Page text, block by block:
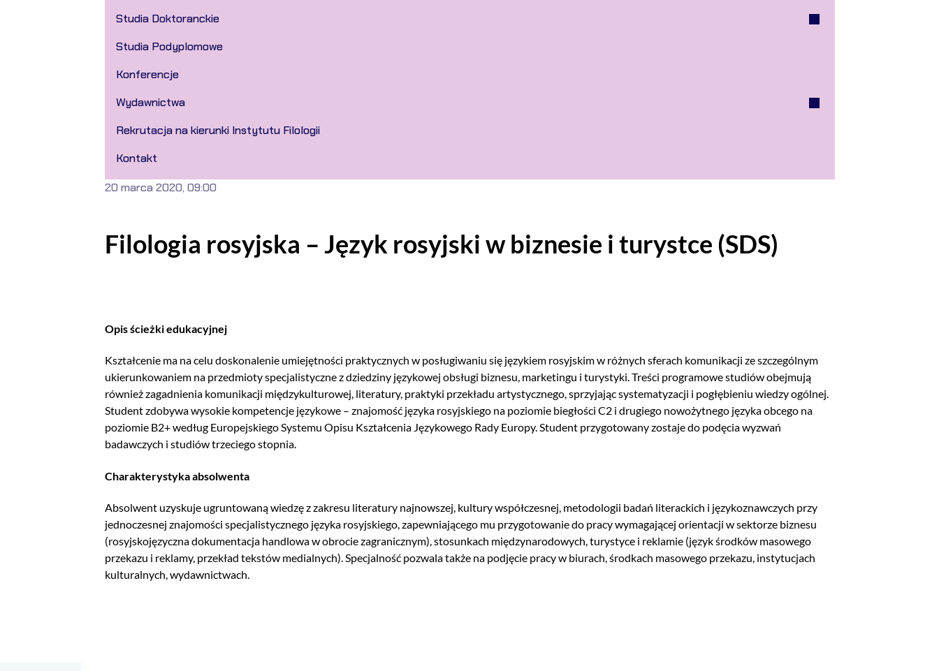
Studia Doktoranckie
Studia Podyplomowe
Konferencje
Wydawnictwa
Rekrutacja na kierunki Instytutu Filologii
Kontakt
Filologia rosyjska – Język rosyjski w biznesie i turystce (SDS)
20 marca 2020, 09:00
Opis ścieżki edukacyjnej
Kształcenie ma na celu doskonalenie umiejętności praktycznych w posługiwaniu się językiem rosyjskim w różnych sferach komunikacji ze szczególnym
ukierunkowaniem na przedmioty specjalistyczne z dziedziny językowej obsługi biznesu, marketingu i turystyki. Treści programowe studiów obejmują
również zagadnienia komunikacji międzykulturowej, literatury, praktyki przekładu artystycznego, sprzyjając systematyzacji i pogłębieniu wiedzy ogólnej.
Student zdobywa wysokie kompetencje językowe – znajomość języka rosyjskiego na poziomie biegłości C2 i drugiego nowożytnego języka obcego na
poziomie B2+ według Europejskiego Systemu Opisu Kształcenia Językowego Rady Europy. Student przygotowany zostaje do podęcia wyzwań
badawczych i studiów trzeciego stopnia.
Charakterystyka absolwenta
Absolwent uzyskuje ugruntowaną wiedzę z zakresu literatury najnowszej, kultury współczesnej, metodologii badań literackich i językoznawczych przy
jednoczesnej znajomości specjalistycznego języka rosyjskiego, zapewniającego mu przygotowanie do pracy wymagającej orientacji w sektorze biznesu
(rosyjskojęzyczna dokumentacja handlowa w obrocie zagranicznym), stosunkach międzynarodowych, turystyce i reklamie (język środków masowego
przekazu i reklamy, przekład tekstów medialnych). Specjalność pozwala także na podjęcie pracy w biurach, środkach masowego przekazu, instytucjach
kulturalnych, wydawnictwach.